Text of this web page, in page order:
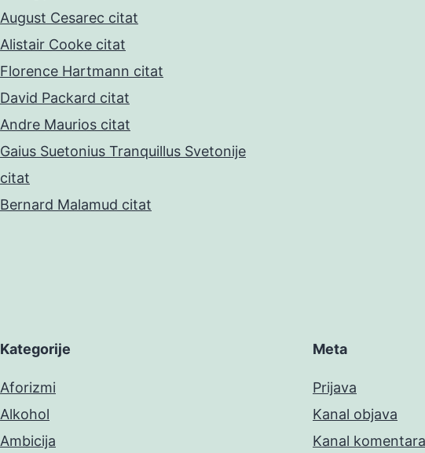
August Cesarec citat
Alistair Cooke citat
Florence Hartmann citat
David Packard citat
Andre Maurios citat
Gaius Suetonius Tranquillus Svetonije
citat
Bernard Malamud citat
Kategorije
Aforizmi
Alkohol
Ambicija
Meta
Prijava
Kanal objava
Kanal komentara